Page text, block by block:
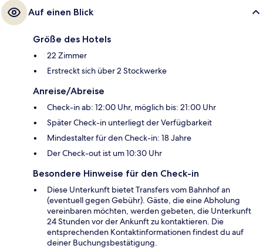
Auf einen Blick
Größe des Hotels
22 Zimmer
Erstreckt sich über 2 Stockwerke
Anreise/Abreise
Check-in ab: 12:00 Uhr, möglich bis: 21:00 Uhr
Später Check-in unterliegt der Verfügbarkeit
Mindestalter für den Check-in: 18 Jahre
Der Check-out ist um 10:30 Uhr
Besondere Hinweise für den Check-in
Diese Unterkunft bietet Transfers vom Bahnhof an
(eventuell gegen Gebühr). Gäste, die eine Abholung
vereinbaren möchten, werden gebeten, die Unterkunft
24 Stunden vor der Ankunft zu kontaktieren. Die
entsprechenden Kontaktinformationen findest du auf
deiner Buchungsbestätigung.